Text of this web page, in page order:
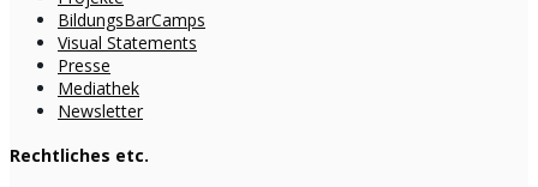
BildungsBarCamps
Visual Statements
Presse
Mediathek
Newsletter
Rechtliches etc.